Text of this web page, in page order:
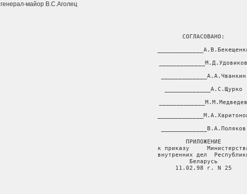
генерал-майор В.С.Аголец
                                       СОГЛАСОВАНО:
                                       _____________М.Д.Удовиков
                                       _____________А.А.Чванкин
                                       _____________А.С.Щурко
                                       _____________М.М.Медведев
                                       _____________В.А.Поляков
                                       ПРИЛОЖЕНИЕ
к приказу
внутренних дел
                                       Беларусь
                                       11.02.98 г. N 25